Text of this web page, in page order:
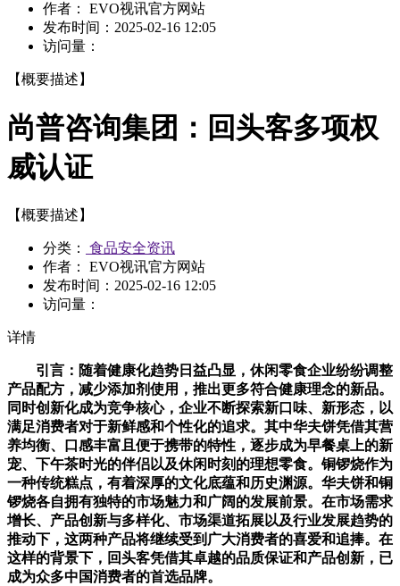
作者： EVO视讯官方网站
发布时间： 2025-02-16 12:05
访问量：
【概要描述】
尚普咨询集团：回头客多项权
威认证
【概要描述】
分类：
食品安全资讯
作者： EVO视讯官方网站
发布时间： 2025-02-16 12:05
访问量：
详情
引言：随着健康化趋势日益凸显，休闲零食企业纷纷调整
产品配方，减少添加剂使用，推出更多符合健康理念的新品。
同时创新化成为竞争核心，企业不断探索新口味、新形态，以
满足消费者对于新鲜感和个性化的追求。其中华夫饼凭借其营
养均衡、口感丰富且便于携带的特性，逐步成为早餐桌上的新
宠、下午茶时光的伴侣以及休闲时刻的理想零食。铜锣烧作为
一种传统糕点，有着深厚的文化底蕴和历史渊源。华夫饼和铜
锣烧各自拥有独特的市场魅力和广阔的发展前景。在市场需求
增长、产品创新与多样化、市场渠道拓展以及行业发展趋势的
推动下，这两种产品将继续受到广大消费者的喜爱和追捧。在
这样的背景下，回头客凭借其卓越的品质保证和产品创新，已
成为众多中国消费者的首选品牌。